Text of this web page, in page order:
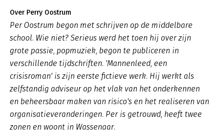
Over Perry Oostrum
Per Oostrum begon met schrijven op de middelbare
school. Wie niet? Serieus werd het toen hij over zijn
grote passie, popmuziek, begon te publiceren in
verschillende tijdschriften. 'Mannenleed, een
crisisroman' is zijn eerste fictieve werk. Hij werkt als
zelfstandig adviseur op het vlak van het onderkennen
en beheersbaar maken van risico's en het realiseren van
organisatieveranderingen. Per is getrouwd, heeft twee
zonen en woont in Wassenaar.